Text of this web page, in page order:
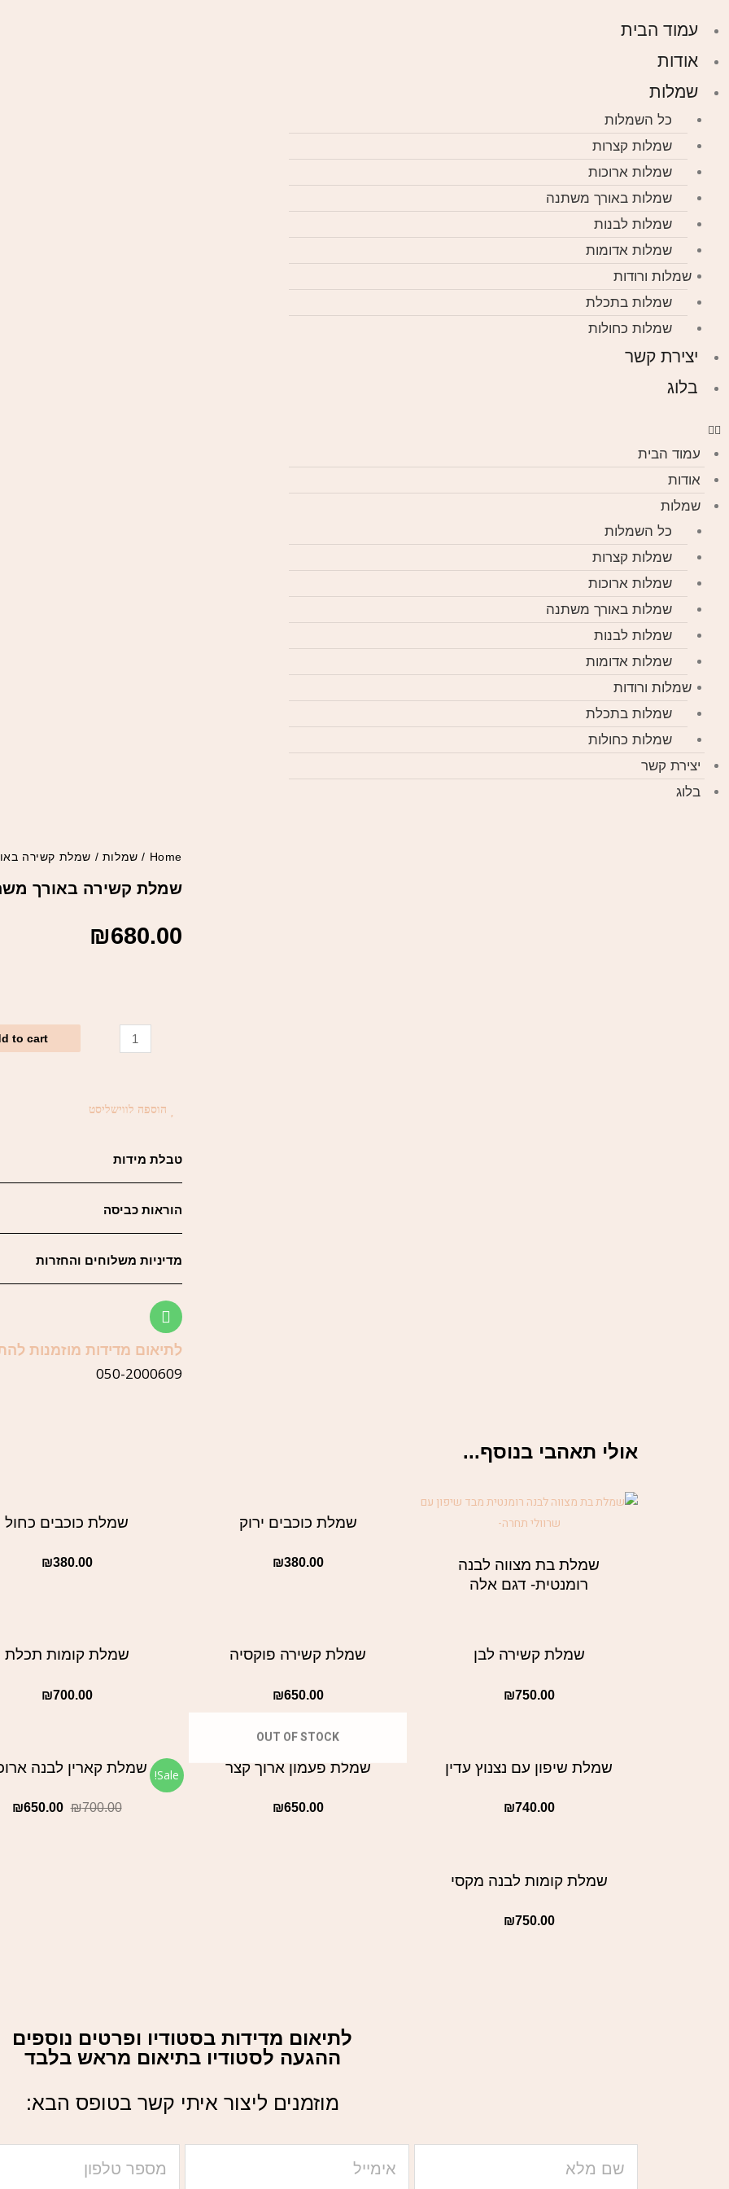
עמוד הבית
אודות
שמלות
כל השמלות
שמלות קצרות
שמלות ארוכות
שמלות באורך משתנה
שמלות לבנות
שמלות אדומות
שמלות ורודות
שמלות בתכלת
שמלות כחולות
יצירת קשר
בלוג
עמוד הבית
אודות
שמלות
כל השמלות
שמלות קצרות
שמלות ארוכות
שמלות באורך משתנה
שמלות לבנות
שמלות אדומות
שמלות ורודות
שמלות בתכלת
שמלות כחולות
יצירת קשר
בלוג
Home
/ שמלות / שמלת קשירה
שמלת קשירה באורך
₪680.00
to cart
הוספה לווישליסט
טבלת מידות
הוראות כביסה
מדיניות משלוחים והחזרות
לתיאום מדידות מוזמנות
050-2000609
אולי תאהבי בנוסף...
שמלת בת מצווה לבנה
רומנטית- דגם אלה
שמלת כוכבים ירוק
₪380.00
שמלת כוכבים כחול
₪380.00
שמלת קשירה לבן
₪750.00
שמלת קשירה פוקסיה
₪650.00
שמלת קומות תכלת
₪700.00
שמלת שיפון עם נצנוץ עדין
₪740.00
OUT OF STOCK
שמלת פעמון ארוך קצר
₪650.00
Sale! שמלת קארין לבנה
₪700.00
₪650.00
שמלת קומות לבנה מקסי
₪750.00
לתיאום מדידות בסטודיו ופרטים נוספים
ההגעה לסטודיו בתיאום מראש בלבד
מוזמנים ליצור איתי קשר בטופס הבא: